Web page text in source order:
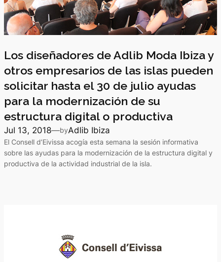
Los diseñadores de Adlib Moda Ibiza y
otros empresarios de las islas pueden
solicitar hasta el 30 de julio ayudas
para la modernización de su
estructura digital o productiva
Jul 13, 2018—byAdlib Ibiza
El Consell d’Eivissa acogía esta semana la sesión informativa
sobre las ayudas para la modernización de la estructura digital y
productiva de la actividad industrial de la isla.